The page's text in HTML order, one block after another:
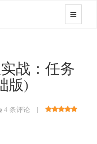
战：任务
版)
4 条评论
|